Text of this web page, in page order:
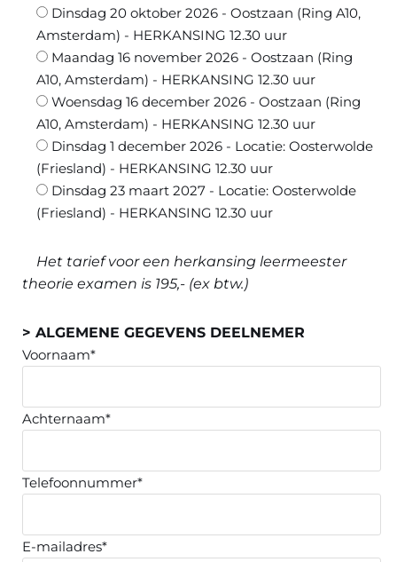
Dinsdag 20 oktober 2026 - Oostzaan (Ring A10,
Amsterdam) - HERKANSING 12.30 uur
Maandag 16 november 2026 - Oostzaan (Ring
A10, Amsterdam) - HERKANSING 12.30 uur
Woensdag 16 december 2026 - Oostzaan (Ring
A10, Amsterdam) - HERKANSING 12.30 uur
Dinsdag 1 december 2026 - Locatie: Oosterwolde
(Friesland) - HERKANSING 12.30 uur
Dinsdag 23 maart 2027 - Locatie: Oosterwolde
(Friesland) - HERKANSING 12.30 uur
Het tarief voor een herkansing leermeester
theorie examen is 195,- (ex btw.)
> ALGEMENE GEGEVENS DEELNEMER
Voornaam*
Achternaam*
Telefoonnummer*
E-mailadres*